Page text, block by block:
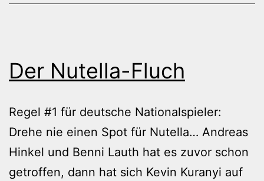
Der Nutella-Fluch
Regel #1 für deutsche Nationalspieler:
Drehe nie einen Spot für Nutella… Andreas
Hinkel und Benni Lauth hat es zuvor schon
getroffen, dann hat sich Kevin Kuranyi auf